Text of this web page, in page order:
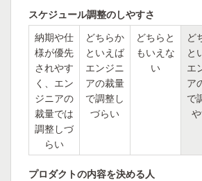
スケジュール調整のしやすさ
納期や仕
様が優先
されやす
く、エン
ジニアの
裁量では
調整しづ
らい
どちらか
といえば
エンジニ
アの裁量
で調整し
づらい
どちらと
もいえな
い
ど
と
エ
ア
で
プロダクトの内容を決める人